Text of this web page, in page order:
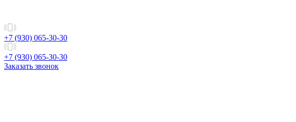
+7 (930) 065-30-30
+7 (930) 065-30-30
Заказать звонок